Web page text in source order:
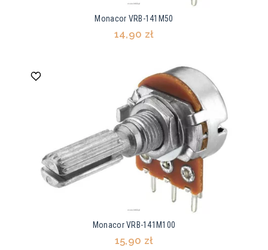
Monacor VRB-141M50
14,90 zł
Monacor VRB-141M100
15,90 zł